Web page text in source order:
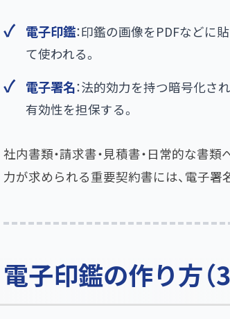
電子印鑑：印鑑の画像をPDFなどに
て使われる。
電子署名：法的効力を持つ暗号化さ
有効性を担保する。
社内書類・請求書・見積書・日常的な書
力が求められる重要契約書には、電子署
電子印鑑の作り方（